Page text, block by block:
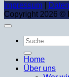
Impressum
Copyright 2026 ©
Suche
nach:
Home
Über uns